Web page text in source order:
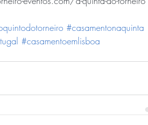
#casamentonaquinta
#casamentoemlisboa